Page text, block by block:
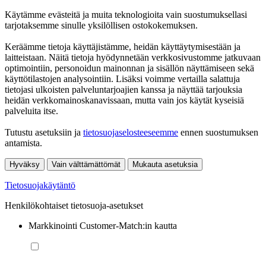
Käytämme evästeitä ja muita teknologioita vain suostumuksellasi
tarjotaksemme sinulle yksilöllisen ostokokemuksen.
Keräämme tietoja käyttäjistämme, heidän käyttäytymisestään ja
laitteistaan. Näitä tietoja hyödynnetään verkkosivustomme jatkuvaan
optimointiin, personoidun mainonnan ja sisällön näyttämiseen sekä
käyttötilastojen analysointiin. Lisäksi voimme vertailla salattuja
tietojasi ulkoisten palveluntarjoajien kanssa ja näyttää tarjouksia
heidän verkkomainoskanavissaan, mutta vain jos käytät kyseisiä
palveluita itse.
Tutustu asetuksiin ja tietosuojaselosteeseemme ennen suostumuksen
antamista.
Hyväksy Vain välttämättömät Mukauta asetuksia
Tietosuojakäytäntö
Henkilökohtaiset tietosuoja-asetukset
Markkinointi Customer-Match:in kautta